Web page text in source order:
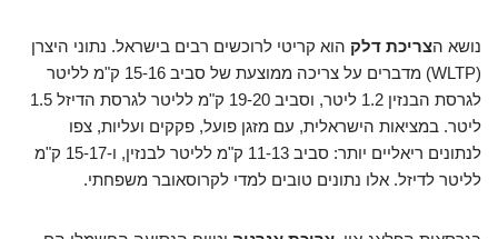
נושא הצריכת דלק הוא קריטי לרוכשים רבים בישראל. נתוני היצרן
(WLTP) מדברים על צריכה ממוצעת של סביב 15-16 ק"מ לליטר
לגרסת הבנזין 1.2 ליטר, וסביב 19-20 ק"מ לליטר לגרסת הדיזל 1.5
ליטר. במציאות הישראלית, עם מזגן פועל, פקקים ועליות, צפו
לנתונים ריאליים יותר: סביב 11-13 ק"מ לליטר לבנזין, ו-15-17 ק"מ
לליטר לדיזל. אלו נתונים טובים למדי לקרוסאובר משפחתי.